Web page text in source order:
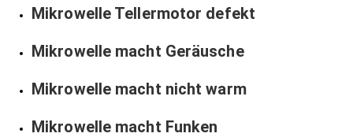
Mikrowelle Tellermotor defekt
Mikrowelle macht Geräusche
Mikrowelle macht nicht warm
Mikrowelle macht Funken